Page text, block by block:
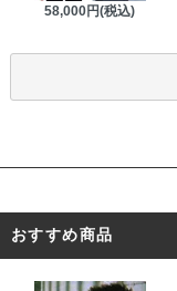
58,000円(税込)
おすすめ商品